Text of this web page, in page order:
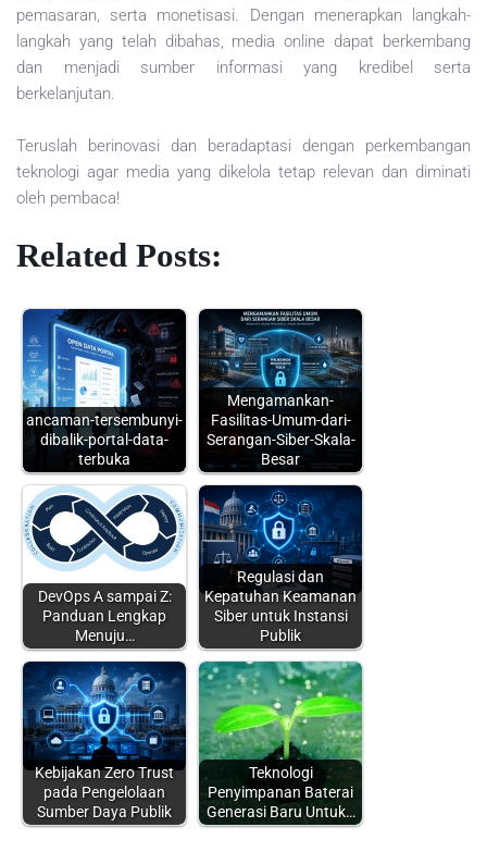
pemasaran, serta monetisasi. Dengan menerapkan langkah-
langkah yang telah dibahas, media online dapat berkembang
dan menjadi sumber informasi yang kredibel serta
berkelanjutan.
Teruslah berinovasi dan beradaptasi dengan perkembangan
teknologi agar media yang dikelola tetap relevan dan diminati
oleh pembaca!
Related Posts:
ancaman-tersembunyi-
dibalik-portal-data-
terbuka
Mengamankan-
Fasilitas-Umum-dari-
Serangan-Siber-Skala-
Besar
DevOps A sampai Z:
Panduan Lengkap
Menuju…
Regulasi dan
Kepatuhan Keamanan
Siber untuk Instansi
Publik
Kebijakan Zero Trust
pada Pengelolaan
Sumber Daya Publik
Teknologi
Penyimpanan Baterai
Generasi Baru Untuk…